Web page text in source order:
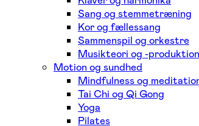
Sang og stemmetræning
Kor og fællessang
Sammenspil og orkestre
Musikteori og -produktion
Motion og sundhed
Mindfulness og
Tai Chi og Qi Gong
Yoga
Pilates